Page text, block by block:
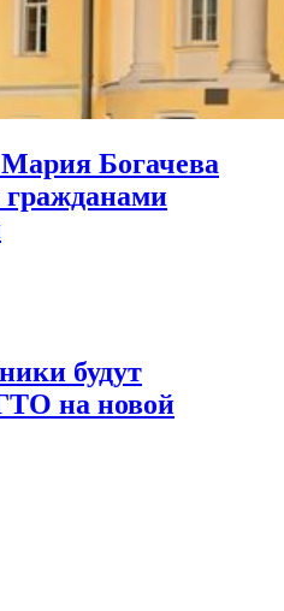
Богачева
будут
на новой